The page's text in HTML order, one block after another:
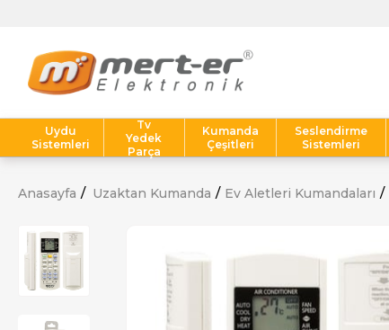
Uydu
Sistemleri
Tv
Yedek
Parça
Kumanda
Çeşitleri
Seslendirme
Sistemleri
Anasayfa Uzaktan Kumanda Ev Aletleri Kumandaları